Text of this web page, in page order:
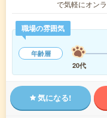
で気軽にオン
職場の雰囲気
年齢層
20代
気になる!